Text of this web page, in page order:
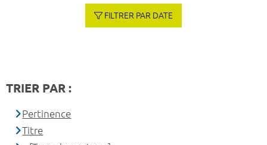
FILTRER PAR DATE
TRIER PAR :
Pertinence
Titre